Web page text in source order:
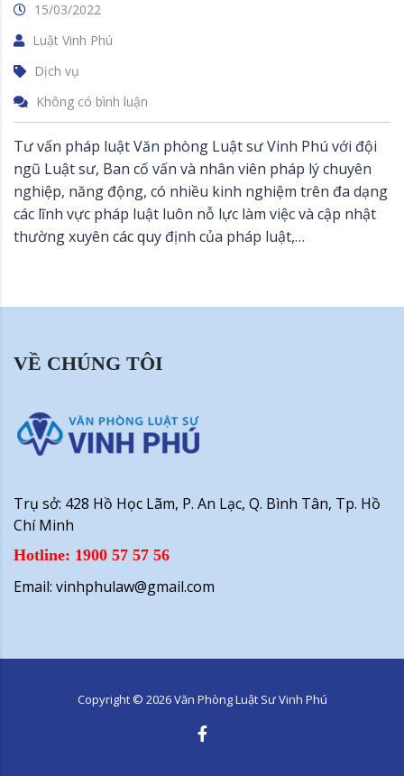
15/03/2022
Luật Vinh Phú
Dịch vụ
Không có bình luận
Tư vấn pháp luật Văn phòng Luật sư Vinh Phú với đội
ngũ Luật sư, Ban cố vấn và nhân viên pháp lý chuyên
nghiệp, năng động, có nhiều kinh nghiệm trên đa dạng
các lĩnh vực pháp luật luôn nỗ lực làm việc và cập nhật
thường xuyên các quy định của pháp luật,…
VỀ CHÚNG TÔI
Trụ sở: 428 Hồ Học Lãm, P. An Lạc, Q. Bình Tân, Tp. Hồ
Chí Minh
Hotline: 1900 57 57 56
Email: vinhphulaw@gmail.com
Copyright © 2026Văn Phòng Luật Sư Vinh Phú